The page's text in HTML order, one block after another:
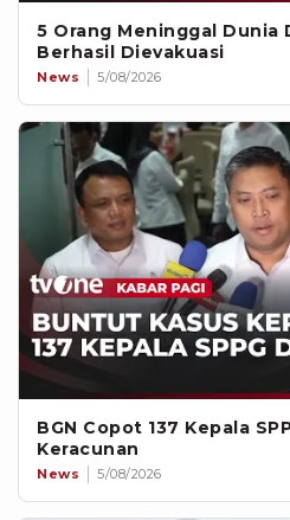
5 Orang Meninggal Dunia
Berhasil Dievakuasi
News 5/08/2026
BGN Copot 137 Kepala
Keracunan
News 5/08/2026